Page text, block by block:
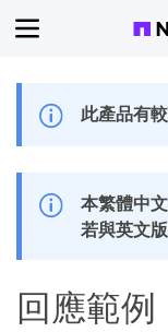
此產品有
本繁體中
若與英文
回應範例